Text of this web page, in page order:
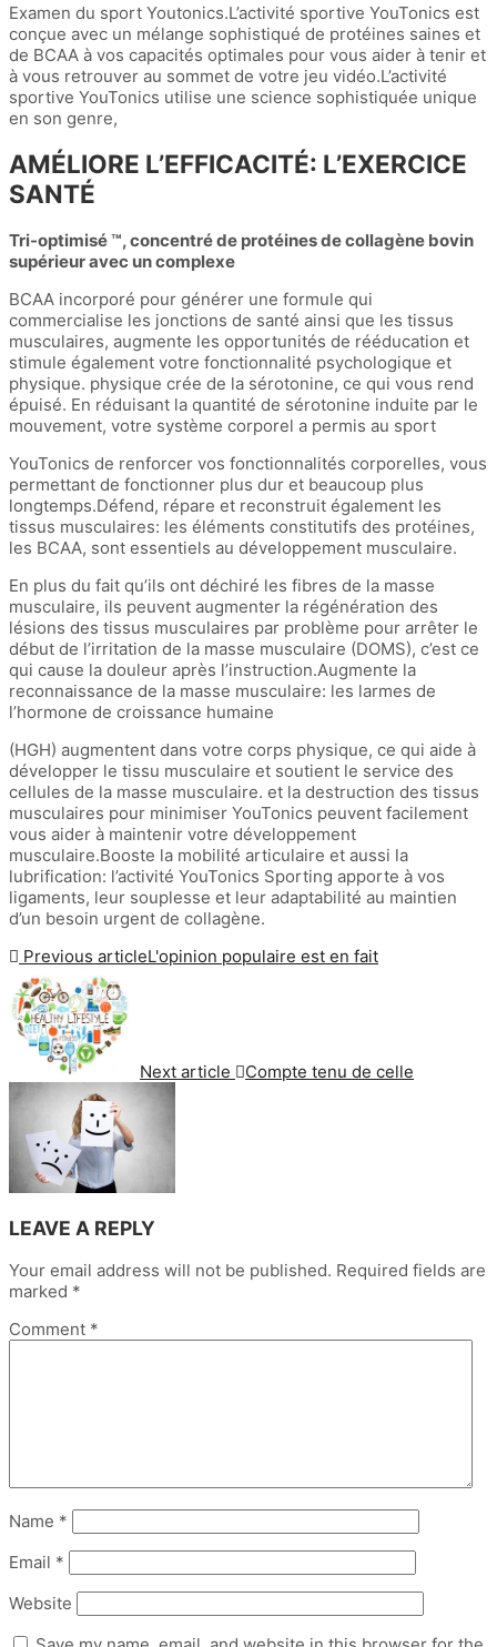
Examen du sport Youtonics.L’activité sportive YouTonics est
conçue avec un mélange sophistiqué de protéines saines et
de BCAA à vos capacités optimales pour vous aider à tenir et
à vous retrouver au sommet de votre jeu vidéo.L’activité
sportive YouTonics utilise une science sophistiquée unique
en son genre,
AMÉLIORE L’EFFICACITÉ: L’EXERCICE
SANTÉ
Tri-optimisé ™, concentré de protéines de collagène bovin
supérieur avec un complexe
BCAA incorporé pour générer une formule qui
commercialise les jonctions de santé ainsi que les tissus
musculaires, augmente les opportunités de rééducation et
stimule également votre fonctionnalité psychologique et
physique. physique crée de la sérotonine, ce qui vous rend
épuisé. En réduisant la quantité de sérotonine induite par le
mouvement, votre système corporel a permis au sport
YouTonics de renforcer vos fonctionnalités corporelles, vous
permettant de fonctionner plus dur et beaucoup plus
longtemps.Défend, répare et reconstruit également les
tissus musculaires: les éléments constitutifs des protéines,
les BCAA, sont essentiels au développement musculaire.
En plus du fait qu’ils ont déchiré les fibres de la masse
musculaire, ils peuvent augmenter la régénération des
lésions des tissus musculaires par problème pour arrêter le
début de l’irritation de la masse musculaire (DOMS), c’est ce
qui cause la douleur après l’instruction.Augmente la
reconnaissance de la masse musculaire: les larmes de
l’hormone de croissance humaine
(HGH) augmentent dans votre corps physique, ce qui aide à
développer le tissu musculaire et soutient le service des
cellules de la masse musculaire. et la destruction des tissus
musculaires pour minimiser YouTonics peuvent facilement
vous aider à maintenir votre développement
musculaire.Booste la mobilité articulaire et aussi la
lubrification: l’activité YouTonics Sporting apporte à vos
ligaments, leur souplesse et leur adaptabilité au maintien
d’un besoin urgent de collagène.
Previous articleL'opinion populaire est en fait
Next article Compte tenu de celle
LEAVE A REPLY
Your email address will not be published. Required fields are
marked *
Comment *
Name *
Email *
Website